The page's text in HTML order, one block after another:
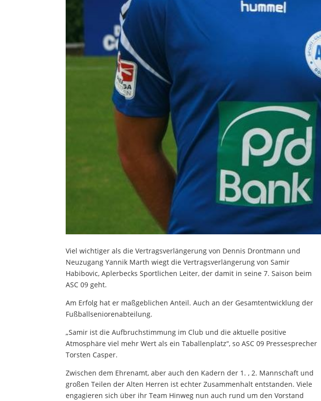
Viel wichtiger als die Vertragsverlängerung von Dennis Drontmann und
Neuzugang Yannik Marth wiegt die Vertragsverlängerung von Samir
Habibovic, Aplerbecks Sportlichen Leiter, der damit in seine 7. Saison beim
ASC 09 geht.
Am Erfolg hat er maßgeblichen Anteil. Auch an der Gesamtentwicklung der
Fußballseniorenabteilung.
„Samir ist die Aufbruchstimmung im Club und die aktuelle positive
Atmosphäre viel mehr Wert als ein Taballenplatz“, so ASC 09 Pressesprecher
Torsten Casper.
Zwischen dem Ehrenamt, aber auch den Kadern der 1. , 2. Mannschaft und
großen Teilen der Alten Herren ist echter Zusammenhalt entstanden. Viele
engagieren sich über ihr Team Hinweg nun auch rund um den Vorstand